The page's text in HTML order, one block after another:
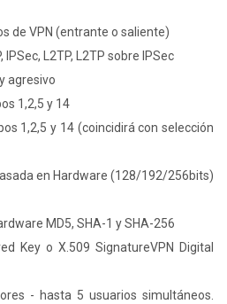
de VPN (entrante o saliente)
L2TP, L2TP sobre IPSec
agresivo
1,2,5 y 14
1,2,5 y 14 (coincidirá con selección
en Hardware (128/192/256bits)
MD5, SHA-1 y SHA-256
Key o X.509 SignatureVPN Digital
- hasta 5 usuarios simultáneos.